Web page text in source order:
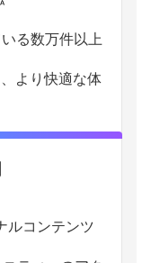
る数万件以上
より快適な体
ルコンテンツ